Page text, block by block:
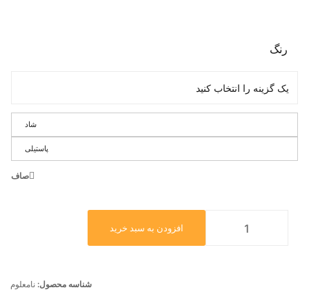
رنگ
شاد
پاستیلی
صاف
افزودن به سبد خرید
شناسه محصول: نامعلوم